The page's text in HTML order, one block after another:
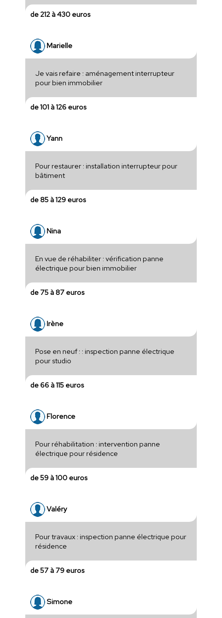
de 212 à 430 euros
Marielle
Je vais refaire : aménagement interrupteur
pour bien immobilier
de 101 à 126 euros
Yann
Pour restaurer : installation interrupteur pour
bâtiment
de 85 à 129 euros
Nina
En vue de réhabiliter : vérification panne
électrique pour bien immobilier
de 75 à 87 euros
Irène
Pose en neuf : : inspection panne électrique
pour studio
de 66 à 115 euros
Florence
Pour réhabilitation : intervention panne
électrique pour résidence
de 59 à 100 euros
Valéry
Pour travaux : inspection panne électrique pour
résidence
de 57 à 79 euros
Simone